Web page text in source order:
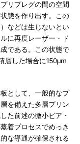
リプレグの間の空間
態を作り出す。この
などは生じないとい
に再度レーザー・ド
である。この状態で
層した場合に150μm
として、一般的なプ
を備えた多層プリン
た前述の微小ビア・
着プロセスでめっき
な導通が確保される